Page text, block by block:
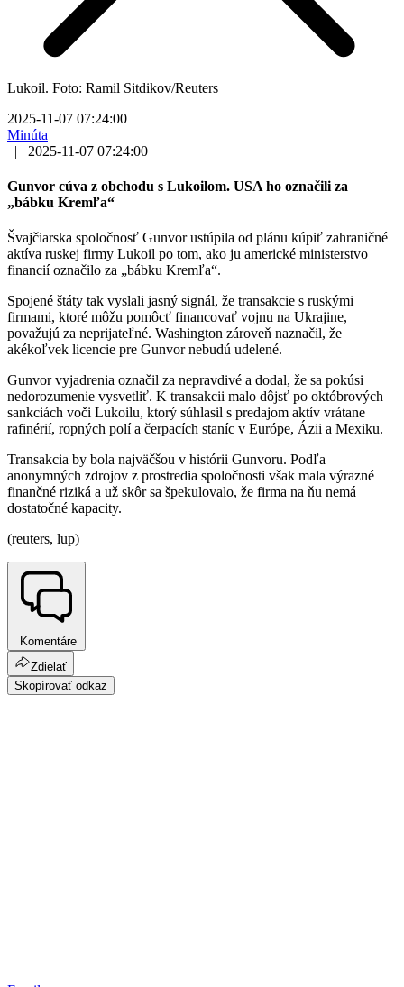
Lukoil. Foto: Ramil Sitdikov/Reuters
2025-11-07 07:24:00
Minúta
|
2025-11-07 07:24:00
Gunvor cúva z obchodu s Lukoilom. USA ho označili za
„bábku Kremľa“
Švajčiarska spoločnosť Gunvor ustúpila od plánu kúpiť zahraničné
aktíva ruskej firmy Lukoil po tom, ako ju americké ministerstvo
financií označilo za „bábku Kremľa“.
Spojené štáty tak vyslali jasný signál, že transakcie s ruskými
firmami, ktoré môžu pomôcť financovať vojnu na Ukrajine,
považujú za neprijateľné. Washington zároveň naznačil, že
akékoľvek licencie pre Gunvor nebudú udelené.
Gunvor vyjadrenia označil za nepravdivé a dodal, že sa pokúsi
nedorozumenie vysvetliť. K transakcii malo dôjsť po októbrových
sankciách voči Lukoilu, ktorý súhlasil s predajom aktív vrátane
rafinérií, ropných polí a čerpacích staníc v Európe, Ázii a Mexiku.
Transakcia by bola najväčšou v histórii Gunvoru. Podľa
anonymných zdrojov z prostredia spoločnosti však mala výrazné
finančné riziká a už skôr sa špekulovalo, že firma na ňu nemá
dostatočné kapacity.
(reuters, lup)
Komentáre
Zdielať
Skopírovať odkaz